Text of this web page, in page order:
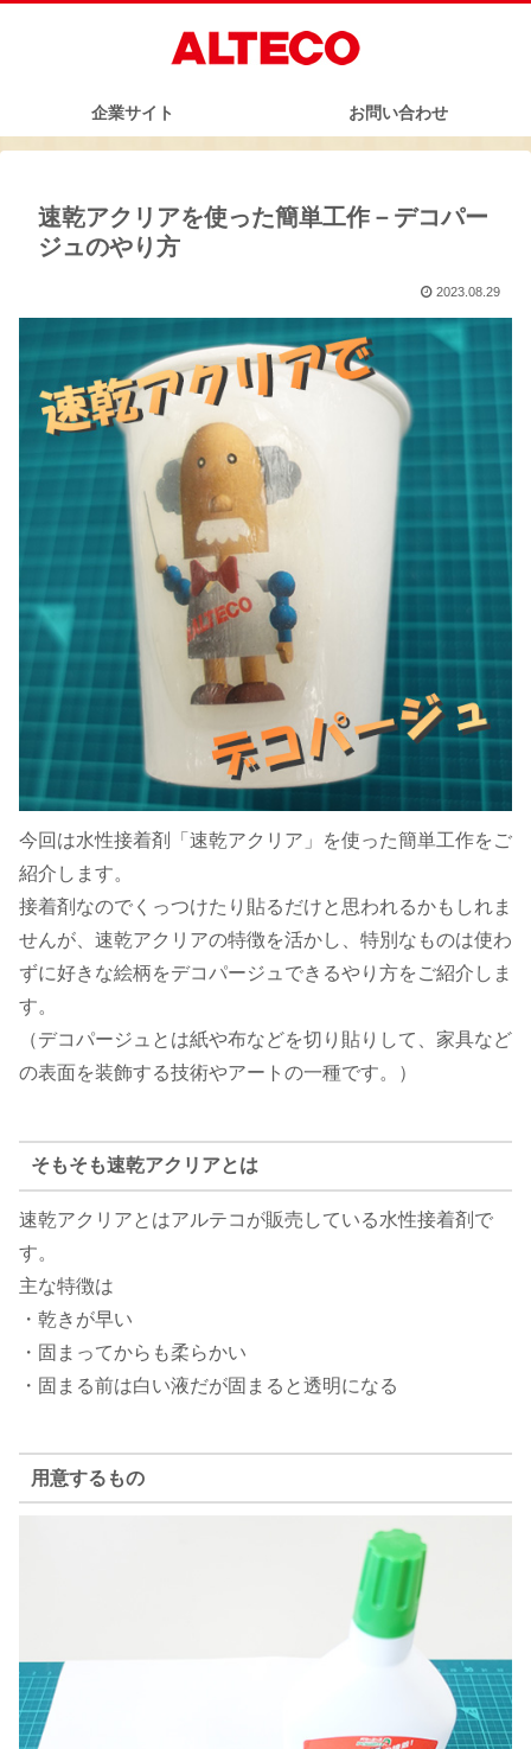
企業サイト お問い合わせ
速乾アクリアを使った簡単工作－デコパー
ジュのやり方
2023.08.29
今回は水性接着剤「速乾アクリア」を使った簡単工作をご
紹介します。
接着剤なのでくっつけたり貼るだけと思われるかもしれま
せんが、速乾アクリアの特徴を活かし、特別なものは使わ
ずに好きな絵柄をデコパージュできるやり方をご紹介しま
す。
（デコパージュとは紙や布などを切り貼りして、家具など
の表面を装飾する技術やアートの一種です。）
そもそも速乾アクリアとは
速乾アクリアとはアルテコが販売している水性接着剤で
す。
主な特徴は
・乾きが早い
・固まってからも柔らかい
・固まる前は白い液だが固まると透明になる
用意するもの